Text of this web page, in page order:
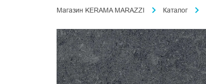
Магазин KERAMA MARAZZI Каталог